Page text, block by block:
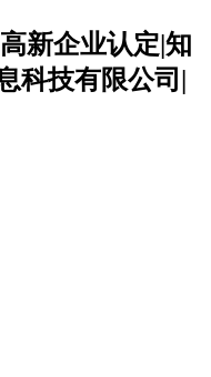
新企业认定|知
科技有限公司|